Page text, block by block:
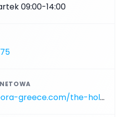
09:00-14:00
https://meteora-greece.com/the-holy-monastery-of-st-nicholas-anapausas